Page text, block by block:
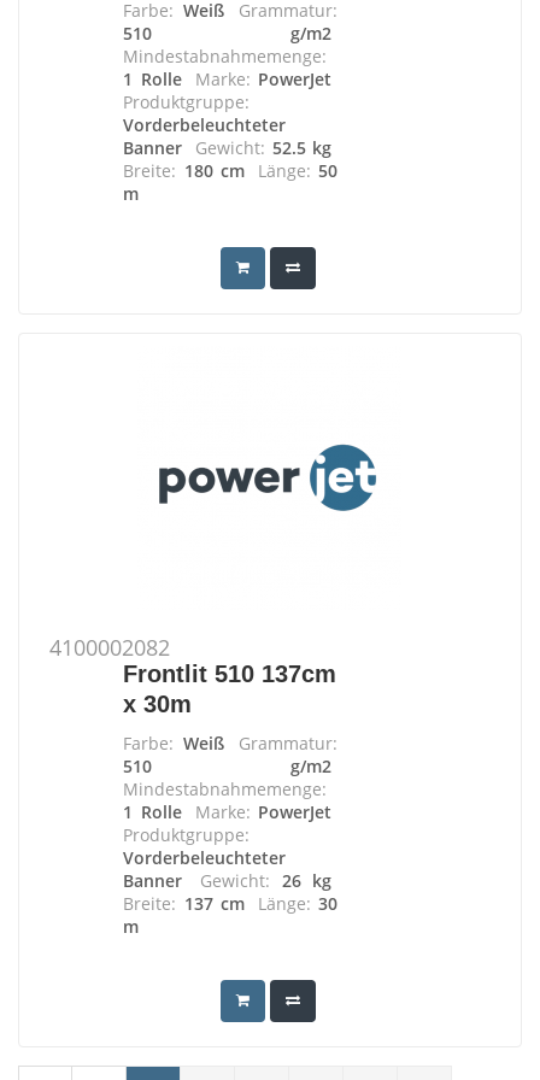
Farbe: Weiß
Grammatur:
510 g/m2
Mindestabnahmemenge:
1 Rolle
Marke: PowerJet
Produktgruppe:
Vorderbeleuchteter
Banner
Gewicht: 52.5 kg
Breite: 180 cm Länge:50
m
4100002082
Frontlit 510 137cm
x 30m
Farbe: Weiß
Grammatur:
510 g/m2
Mindestabnahmemenge:
1 Rolle
Marke: PowerJet
Produktgruppe:
Vorderbeleuchteter
Banner
Gewicht: 26 kg
Breite: 137 cm Länge:30
m